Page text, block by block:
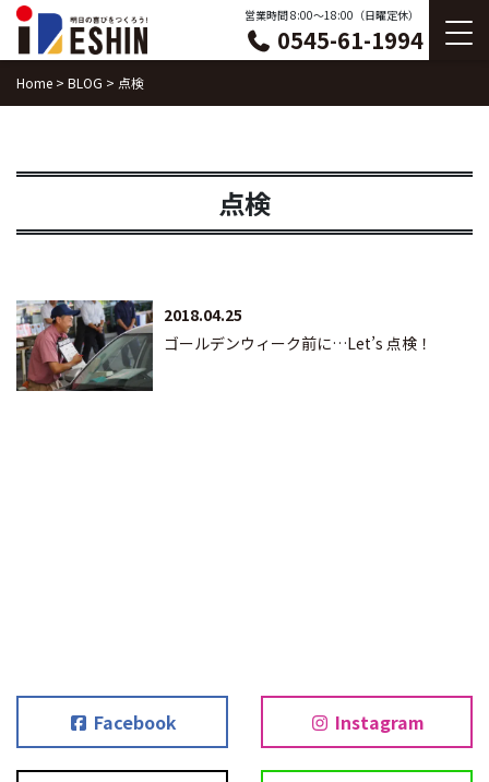
Skip
content
営業時間 8:00〜18:00（日曜定休）
0545-61-1994
Home > BLOG > 点検
点検
2018.04.25
ゴールデンウィーク前に…Let’s 点検！
Facebook Instagram